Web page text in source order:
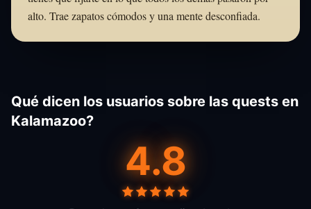
alto. Trae zapatos cómodos y una mente desconfiada.
Qué dicen los usuarios sobre las quests en
Kalamazoo?
4.8